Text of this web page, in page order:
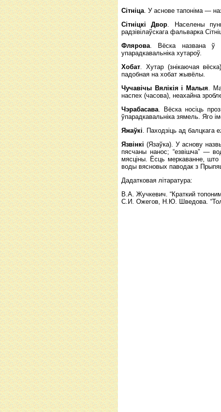
Сітніца. У аснове тапоніма —
Сітніцкі Двор. Населены
радзівілаўскага фальварка
Флярова. Вёска названа ў
упарадкавальніка хутароў.
Хобат. Хутар (знікаючая
падобная на хобат жывёлы.
Чучавічы Вялікія і Малыя.
наспех (часова), неахайна
Чэрабасава. Вёска носіць
ўпарадкавальніка зямель. Яго
Яжаўкі. Паходзіць ад балцкага
Язвінкі (Язаўка). У аснову
пясчаны нанос; “езвішча” —
мясціны. Ёсць меркаванне, што
воды вясновых паводак з
Дадатковая літаратура:
В.А. Жучкевич. “Краткий
С.И. Ожегов, Н.Ю. Шведова.